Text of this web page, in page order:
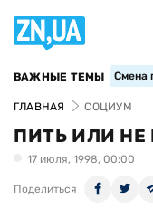
ВАЖНЫЕ ТЕМЫ Смена
ГЛАВНАЯ СОЦИУМ
ПИТЬ ИЛИ НЕ
17 июля, 1998, 00:00
Поделиться